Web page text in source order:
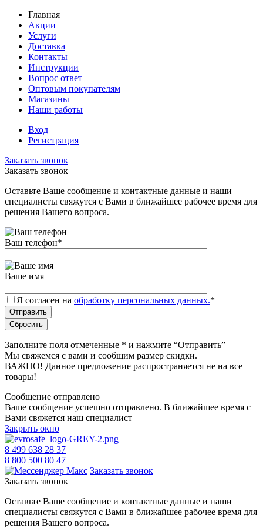
Главная
Акции
Услуги
Доставка
Контакты
Инструкции
Вопрос ответ
Оптовым покупателям
Магазины
Наши работы
Вход
Регистрация
Заказать звонок
Заказать звонок
Оставьте Ваше сообщение и контактные данные и наши
специалисты свяжутся с Вами в ближайшее рабочее время для
решения Вашего вопроса.
Ваш телефон*
Ваше имя
Я согласен на обработку персональных данных.*
Заполните поля отмеченные * и нажмите “Отправить”
Мы свяжемся с вами и сообщим размер скидки.
ВАЖНО! Данное предложение распространяется не на все
товары!
Сообщение отправлено
Ваше сообщение успешно отправлено. В ближайшее время с
Вами свяжется наш специалист
Закрыть окно
8 499 638 28 37
8 800 500 80 47
Заказать звонок
Заказать звонок
Оставьте Ваше сообщение и контактные данные и наши
специалисты свяжутся с Вами в ближайшее рабочее время для
решения Вашего вопроса.